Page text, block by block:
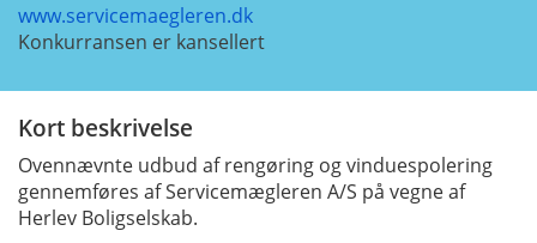
www.servicemaegleren.dk
Konkurransen er kansellert
Kort beskrivelse
Ovennævnte udbud af rengøring og vinduespolering
gennemføres af Servicemægleren A/S på vegne af
Herlev Boligselskab.